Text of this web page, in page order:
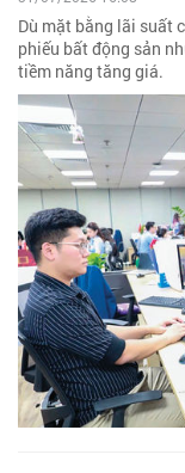
Dù mặt bằng lãi suất
phiếu bất động sản
tiềm năng tăng giá.